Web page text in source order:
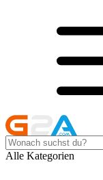
Alle Kategorien